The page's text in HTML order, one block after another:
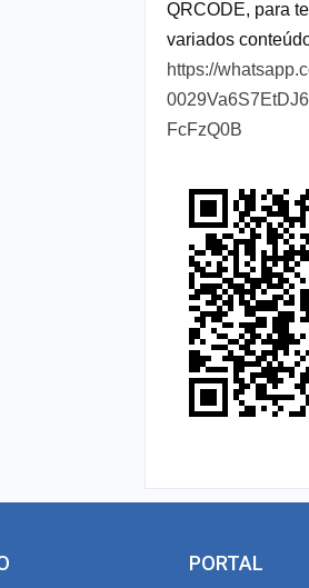
QRCODE, para
variados
https://
FcFzQ0B
PORTAL